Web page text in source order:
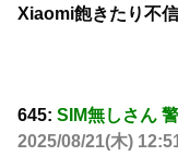
Xiaomi飽きたり不
645: SIM無しさん
2025/08/21(木)